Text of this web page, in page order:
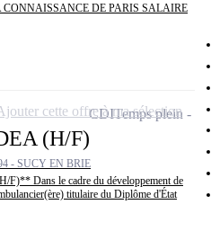
DE PARIS SALAIRE
(H/F)
- SUCY EN BRIE
Dans le cadre du développement de
titulaire du Diplôme d'État
CDITemps plein
cette offre à ma sélection